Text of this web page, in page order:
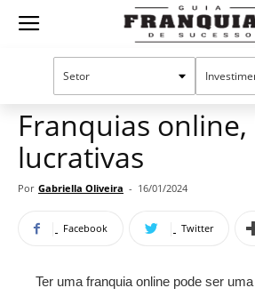
Guia
Oportunidades e tendências
Franquias
lucrativas
Por Gabriella Oliveira - 16/01/2024
Facebook Twitter
Ter uma franquia online pode ser